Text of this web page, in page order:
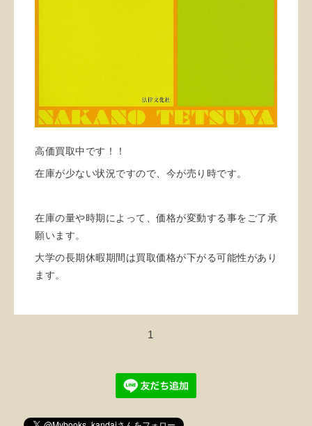
高価買取中です！！
在庫が少ない状況ですので、今が売り時です。
在庫の量や時期によって、価格が変動する事をご了承
願います。
大学の長期休暇期間は買取価格が下がる可能性があり
ます。
1